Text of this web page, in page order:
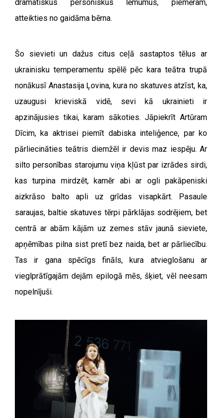
dramatiskus personiskus lēmumus, piemēram,
atteikties no gaidāma bērna.
Šo sievieti un dažus citus ceļā sastaptos tēlus ar
ukrainisku temperamentu spēlē pēc kara teātra trupā
nonākusī Anastasija Ļovina, kura no skatuves atzīst, ka,
uzaugusi krieviskā vidē, sevi kā ukrainieti ir
apzinājusies tikai, karam sākoties. Jāpiekrīt Artūram
Dīcim, ka aktrisei piemīt dabiska inteliģence, par ko
pārliecināties teātris diemžēl ir devis maz iespēju. Ar
silto personības starojumu viņa kļūst par izrādes sirdi,
kas turpina mirdzēt, kamēr abi ar ogli pakāpeniski
aizkrāso balto apli uz grīdas visapkārt. Pasaule
saraujas, baltie skatuves tērpi pārklājas sodrējiem, bet
centrā ar abām kājām uz zemes stāv jaunā sieviete,
apņēmības pilna sist pretī bez naida, bet ar pārliecību.
Tas ir gana spēcīgs fināls, kura atvieglošanu ar
vieglprātīgajām dejām epilogā mēs, šķiet, vēl neesam
nopelnījuši.